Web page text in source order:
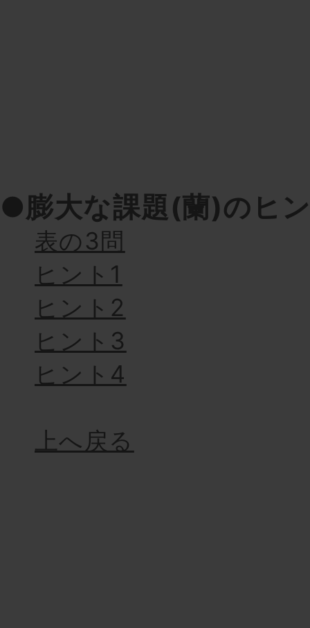
●膨大な課題(蘭)のヒ
表の3問
ヒント1
ヒント2
ヒント3
ヒント4
上へ戻る